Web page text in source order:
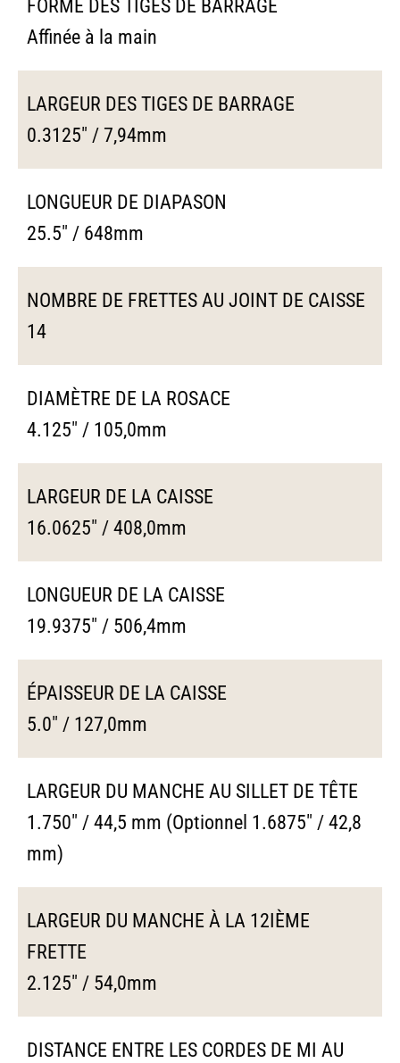
FORME DES TIGES DE BARRAGE
Affinée à la main
LARGEUR DES TIGES DE BARRAGE
0.3125" / 7,94mm
LONGUEUR DE DIAPASON
25.5" / 648mm
NOMBRE DE FRETTES AU JOINT DE CAISSE
14
DIAMÈTRE DE LA ROSACE
4.125" / 105,0mm
LARGEUR DE LA CAISSE
16.0625" / 408,0mm
LONGUEUR DE LA CAISSE
19.9375" / 506,4mm
ÉPAISSEUR DE LA CAISSE
5.0" / 127,0mm
LARGEUR DU MANCHE AU SILLET DE TÊTE
1.750" / 44,5 mm (Optionnel 1.6875" / 42,8
mm)
LARGEUR DU MANCHE À LA 12IÈME
FRETTE
2.125" / 54,0mm
DISTANCE ENTRE LES CORDES DE MI AU